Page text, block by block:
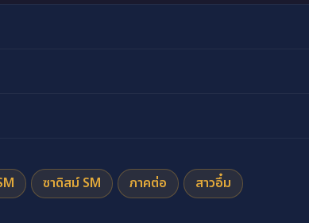
ซาดิสม์ SM ภาคต่อ
สาวอึ๋ม